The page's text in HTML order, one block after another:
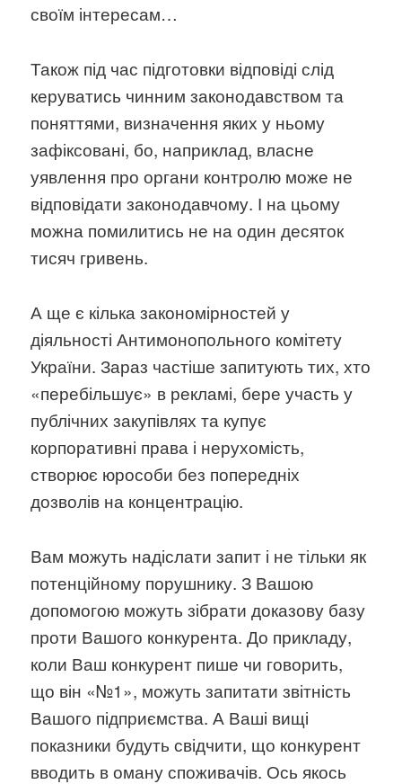
своїм інтересам…
Також під час підготовки відповіді слід
керуватись чинним законодавством та
поняттями, визначення яких у ньому
зафіксовані, бо, наприклад, власне
уявлення про органи контролю може не
відповідати законодавчому. І на цьому
можна помилитись не на один десяток
тисяч гривень.
А ще є кілька закономірностей у
діяльності Антимонопольного комітету
України. Зараз частіше запитують тих, хто
«перебільшує» в рекламі, бере участь у
публічних закупівлях та купує
корпоративні права і нерухомість,
створює юрособи без попередніх
дозволів на концентрацію.
Вам можуть надіслати запит і не тільки як
потенційному порушнику. З Вашою
допомогою можуть зібрати доказову базу
проти Вашого конкурента. До прикладу,
коли Ваш конкурент пише чи говорить,
що він «№1», можуть запитати звітність
Вашого підприємства. А Ваші вищі
показники будуть свідчити, що конкурент
вводить в оману споживачів. Ось якось